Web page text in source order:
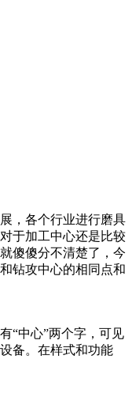
，各个行业进行磨具
于加工中心还是比较
傻傻分不清楚了，今
钻攻中心的相同点和
“中心”两个字，可见
设备。在样式和功能